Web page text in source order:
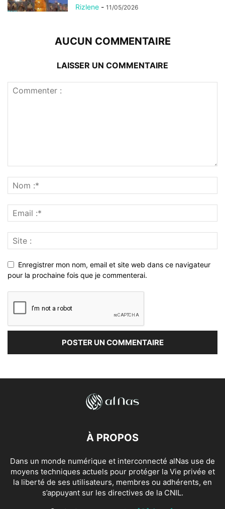
Rizlene - 11/05/2026
AUCUN COMMENTAIRE
LAISSER UN COMMENTAIRE
Enregistrer mon nom, email et site web dans ce navigateur
pour la prochaine fois que je commenterai.
À PROPOS
Dans un monde numérique et interconnecté alNas use de
moyens techniques actuels pour protéger la Vie privée et
la liberté de ses utilisateurs, membres ou adhérents, en
s’appuyant sur les directives de la CNIL.